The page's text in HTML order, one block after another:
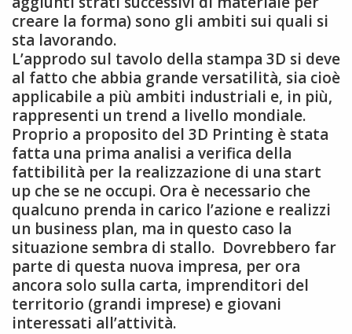
creare la forma) sono gli ambiti sui quali si
sta lavorando.
L’approdo sul tavolo della stampa 3D si deve
al fatto che abbia grande versatilità, sia cioè
applicabile a più ambiti industriali e, in più,
rappresenti un trend a livello mondiale.
Proprio a proposito del 3D Printing è stata
fatta una prima analisi a verifica della
fattibilità per la realizzazione di una start
up che se ne occupi. Ora è necessario che
qualcuno prenda in carico l’azione e realizzi
un business plan, ma in questo caso la
situazione sembra di stallo. Dovrebbero far
parte di questa nuova impresa, per ora
ancora solo sulla carta, imprenditori del
territorio (grandi imprese) e giovani
interessati all’attività.